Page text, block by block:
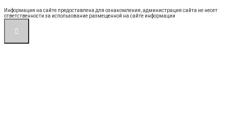
Информация на сайте предоставлена для ознакомления, администрация сайта не несет
ответственности за использование размещенной на сайте информации